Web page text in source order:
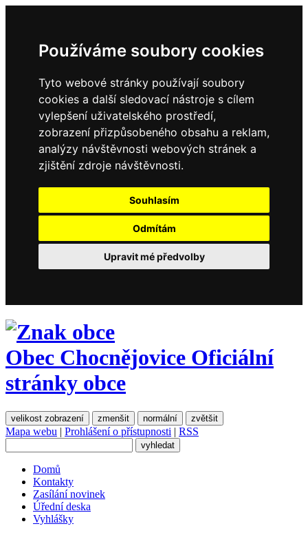
Používáme soubory cookies
Tyto webové stránky používají soubory
cookies a další sledovací nástroje s cílem
vylepšení uživatelského prostředí,
zobrazení přizpůsobeného obsahu a reklam,
analýzy návštěvnosti webových stránek a
zjištění zdroje návštěvnosti.
Souhlasím
Odmítám
Upravit mé předvolby
Obec Chocnějovice Oficiální
stránky obce
velikost zobrazení zmenšit normální zvětšit
Mapa webu | Prohlášení o přístupnosti | RSS
Domů
Kontakty
Zasílání novinek
Úřední deska
Vyhlášky